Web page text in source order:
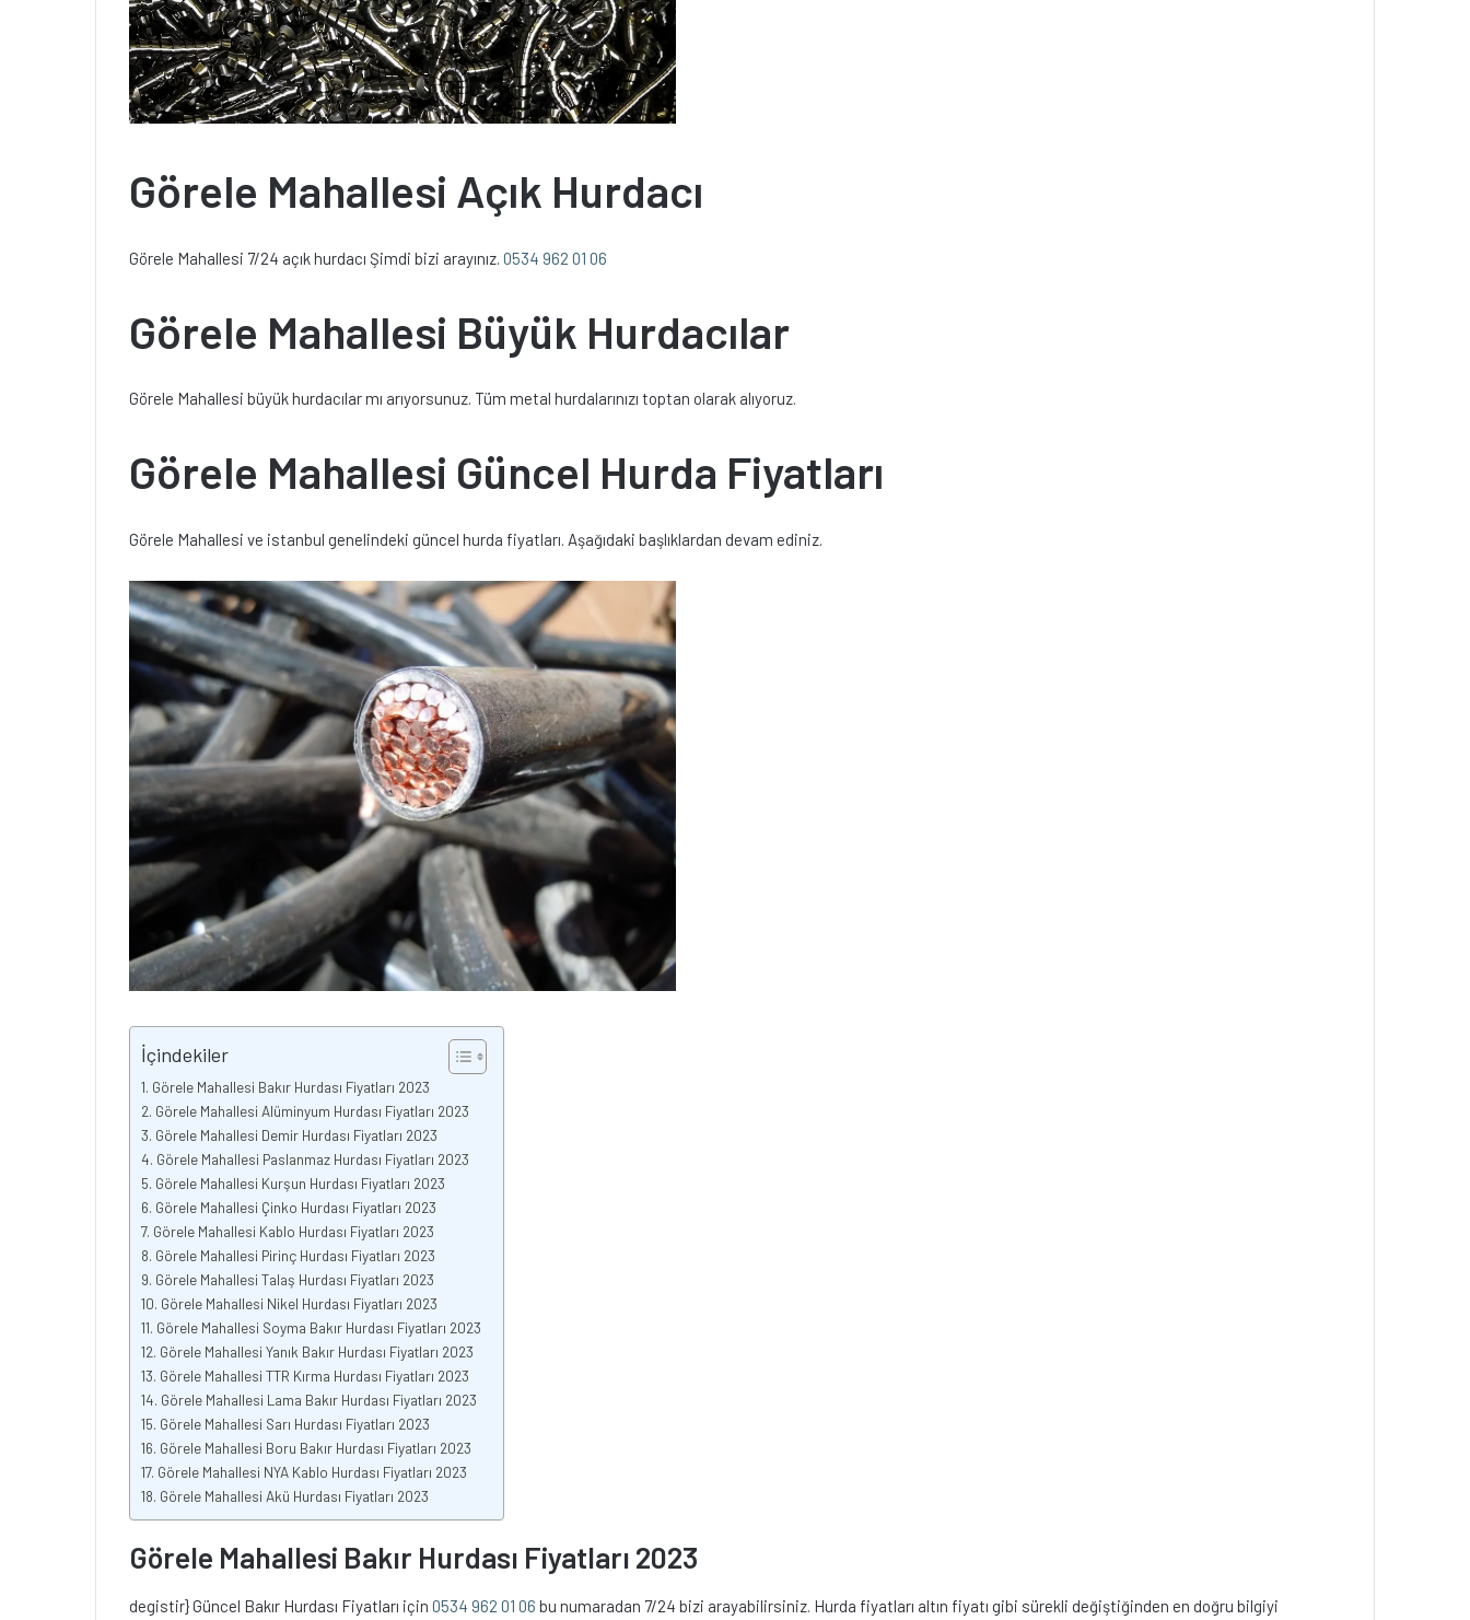
Görele Mahallesi Açık Hurdacı
Görele Mahallesi 7/24 açık hurdacı Şimdi bizi arayınız. 0534 962 01 06
Görele Mahallesi Büyük Hurdacılar
Görele Mahallesi büyük hurdacılar mı arıyorsunuz. Tüm metal hurdalarınızı toptan olarak alıyoruz.
Görele Mahallesi Güncel Hurda Fiyatları
Görele Mahallesi ve istanbul genelindeki güncel hurda fiyatları. Aşağıdaki başlıklardan devam ediniz.
İçindekiler
Görele Mahallesi Bakır Hurdası Fiyatları 2023
Görele Mahallesi Alüminyum Hurdası Fiyatları 2023
Görele Mahallesi Demir Hurdası Fiyatları 2023
Görele Mahallesi Paslanmaz Hurdası Fiyatları 2023
Görele Mahallesi Kurşun Hurdası Fiyatları 2023
Görele Mahallesi Çinko Hurdası Fiyatları 2023
Görele Mahallesi Kablo Hurdası Fiyatları 2023
Görele Mahallesi Pirinç Hurdası Fiyatları 2023
Görele Mahallesi Talaş Hurdası Fiyatları 2023
Görele Mahallesi Nikel Hurdası Fiyatları 2023
Görele Mahallesi Soyma Bakır Hurdası Fiyatları 2023
Görele Mahallesi Yanık Bakır Hurdası Fiyatları 2023
Görele Mahallesi TTR Kırma Hurdası Fiyatları 2023
Görele Mahallesi Lama Bakır Hurdası Fiyatları 2023
Görele Mahallesi Sarı Hurdası Fiyatları 2023
Görele Mahallesi Boru Bakır Hurdası Fiyatları 2023
Görele Mahallesi NYA Kablo Hurdası Fiyatları 2023
Görele Mahallesi Akü Hurdası Fiyatları 2023
Görele Mahallesi Bakır Hurdası Fiyatları 2023
degistir} Güncel Bakır Hurdası Fiyatları için 0534 962 01 06 bu numaradan 7/24 bizi arayabilirsiniz. Hurda fiyatları altın fiyatı gibi sürekli değiştiğinden en doğru bilgiyi